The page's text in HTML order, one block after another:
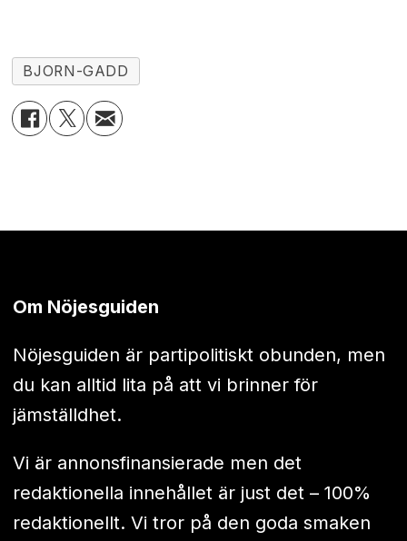
BJORN-GADD
Om Nöjesguiden
Nöjesguiden är partipolitiskt obunden, men
du kan alltid lita på att vi brinner för
jämställdhet.
Vi är annonsfinansierade men det
redaktionella innehållet är just det – 100%
redaktionellt. Vi tror på den goda smaken